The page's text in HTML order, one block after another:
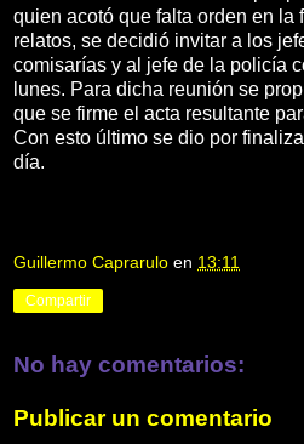
quien acotó que falta orden en la
relatos, se decidió invitar a los
comisarías y al jefe de la policía
lunes. Para dicha reunión se
que se firme el acta resultante
Con esto último se dio por
día.
Guillermo Caprarulo en 13:11
Compartir
No hay comentarios:
Publicar un comentario